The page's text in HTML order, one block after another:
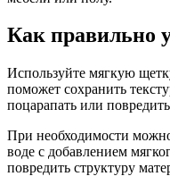
Как правильно
Используйте мягкую
поможет сохранить
поцарапать или
При необходимости
воде с добавлением
повредить структуру